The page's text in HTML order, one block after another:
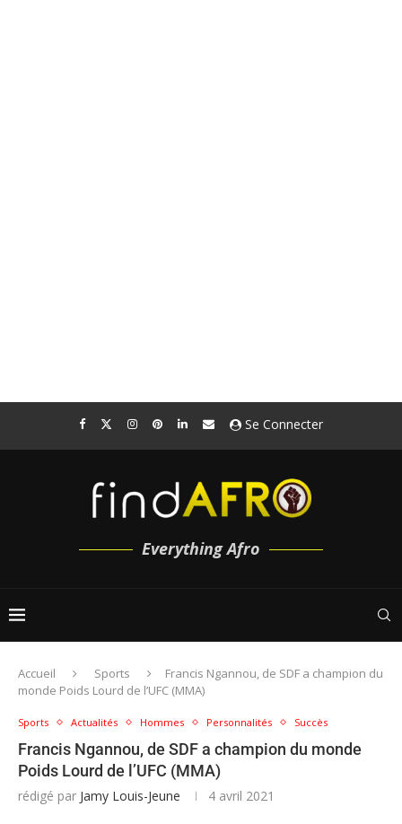
Se Connecter
Everything Afro
Accueil Sports
Francis Ngannou, de SDF a champion du
monde Poids Lourd de l’UFC (MMA)
Sports Actualités Hommes Personnalités Succès
Francis Ngannou, de SDF a champion du monde
Poids Lourd de l’UFC (MMA)
rédigé par Jamy Louis-Jeune 4 avril 2021